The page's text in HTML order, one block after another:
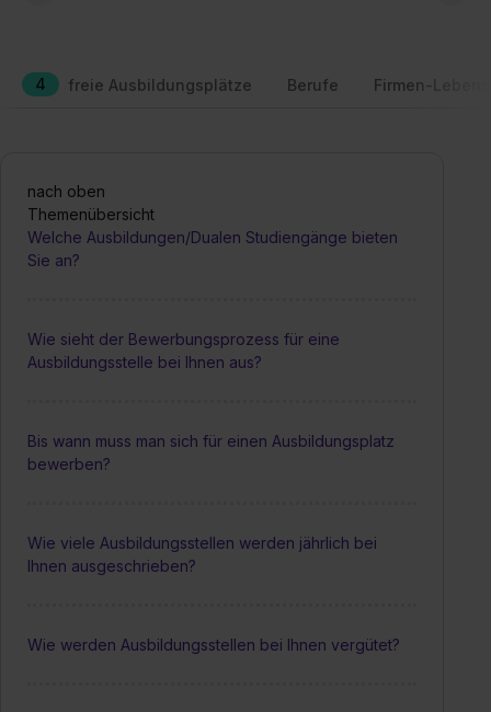
4 freie Ausbildungsplätze Berufe Firmen-
nach oben
Themenübersicht
Welche Ausbildungen/Dualen Studiengänge bieten
Sie an?
Wie sieht der Bewerbungsprozess für eine
Ausbildungsstelle bei Ihnen aus?
Bis wann muss man sich für einen Ausbildungsplatz
bewerben?
Wie viele Ausbildungsstellen werden jährlich bei
Ihnen ausgeschrieben?
Wie werden Ausbildungsstellen bei Ihnen vergütet?